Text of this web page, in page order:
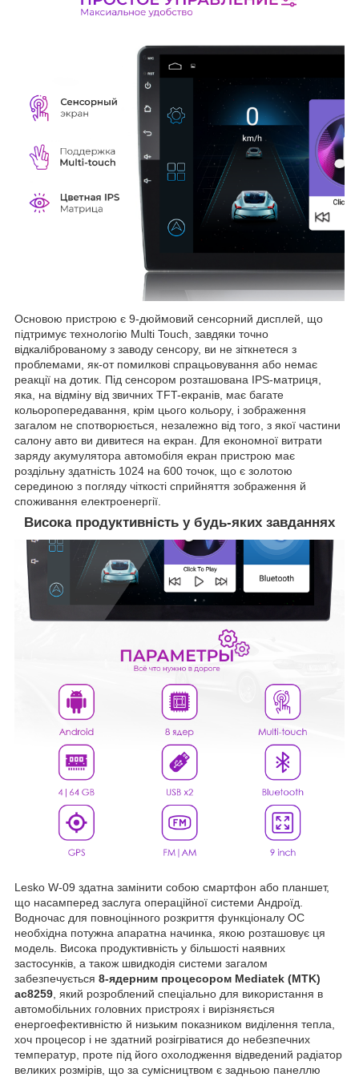
Основою пристрою є 9-дюймовий сенсорний дисплей, що
підтримує технологію Multi Touch, завдяки точно
відкаліброваному з заводу сенсору, ви не зіткнетеся з
проблемами, як-от помилкові спрацьовування або немає
реакції на дотик. Під сенсором розташована IPS-матриця,
яка, на відміну від звичних TFT-екранів, має багате
кольоропередавання, крім цього кольору, і зображення
загалом не спотворюється, незалежно від того, з якої частини
салону авто ви дивитеся на екран. Для економної витрати
заряду акумулятора автомобіля екран пристрою має
роздільну здатність 1024 на 600 точок, що є золотою
серединою з погляду чіткості сприйняття зображення й
споживання електроенергії.
Висока продуктивність у будь-яких завданнях
Lesko W-09 здатна замінити собою смартфон або планшет,
що насамперед заслуга операційної системи Андроїд.
Водночас для повноцінного розкриття функціоналу ОС
необхідна потужна апаратна начинка, якою розташовує ця
модель. Висока продуктивність у більшості наявних
застосунків, а також швидкодія системи загалом
забезпечується 8-ядерним процесором Mediatek (MTK)
ac8259 , який розроблений спеціально для використання в
автомобільних головних пристроях і вирізняється
енергоефективністю й низьким показником виділення тепла,
хоч процесор і не здатний розігріватися до небезпечних
температур, проте під його охолодження відведений радіатор
великих розмірів, що за сумісництвом є задньою панеллю